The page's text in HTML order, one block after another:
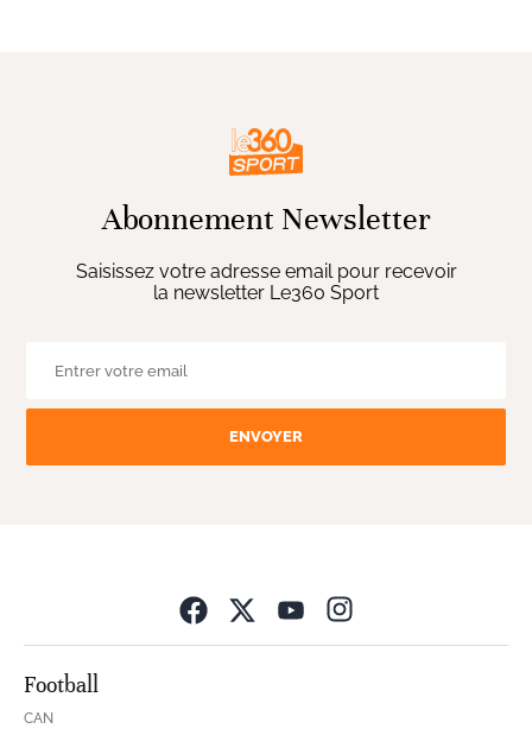
Abonnement Newsletter
Saisissez votre adresse email pour recevoir
la newsletter Le360 Sport
ENVOYER
Football
CAN